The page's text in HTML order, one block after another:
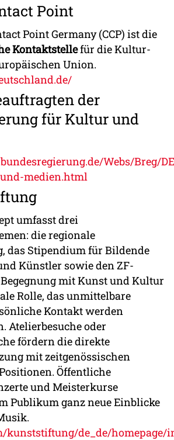
Point
Point Germa­ny (CCP) ist die
Kontakt­­stel­lefür die Kultur­­
Un­ion.
der
für Kultur und
Webs/Breg/
medien.html
umfasst drei
die regionale
das Stipendium für Bildende
Künstler sowie den ZF-
mit Kunst und Kultur
Rolle, das unmittelbare
Kontakt werden
Atelierbesuche oder
fördern die direkte
mit zeitgenössischen
Öffentliche
und Meisterkurse
Publikum ganz neue Einblicke
kunststiftung/de_de/homepage/